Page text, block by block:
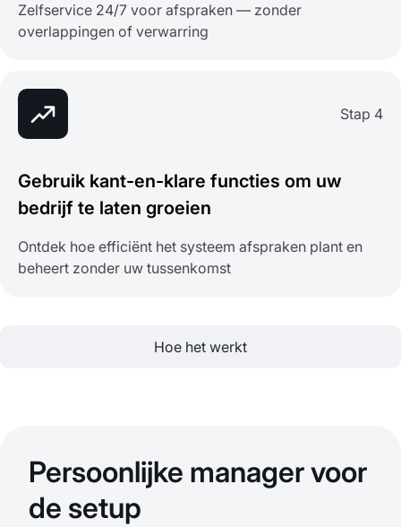
Zelfservice 24/7 voor afspraken — zonder
overlappingen of verwarring
Stap 4
Gebruik kant-en-klare functies om uw
bedrijf te laten groeien
Ontdek hoe efficiënt het systeem afspraken plant en
beheert zonder uw tussenkomst
Hoe het werkt
Persoonlijke manager voor
de setup